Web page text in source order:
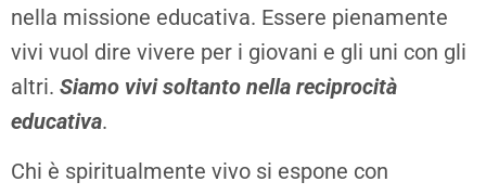
nella missione educativa. Essere pienamente
vivi vuol dire vivere per i giovani e gli uni con gli
altri. Siamo vivi soltanto nella reciprocità
educativa.
Chi è spiritualmente vivo si espone con